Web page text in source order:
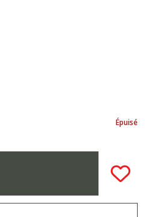
Épuisé